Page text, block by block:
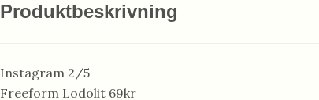
Produktbeskrivning
Instagram 2/5
Freeform Lodolit 69kr